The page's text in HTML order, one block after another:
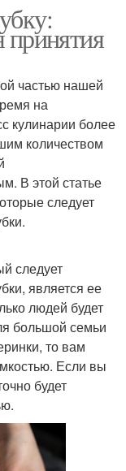
принятия
частью нашей
на
кулинарии более
количеством
В этой статье
следует
следует
является ее
людей будет
большой семьи
то вам
Если вы
будет